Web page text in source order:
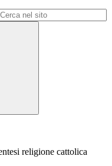
religione cattolica